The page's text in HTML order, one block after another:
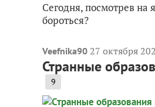
Сегодня, посмотрев на
бороться?
Veefnika90 27 октября
Странные
9